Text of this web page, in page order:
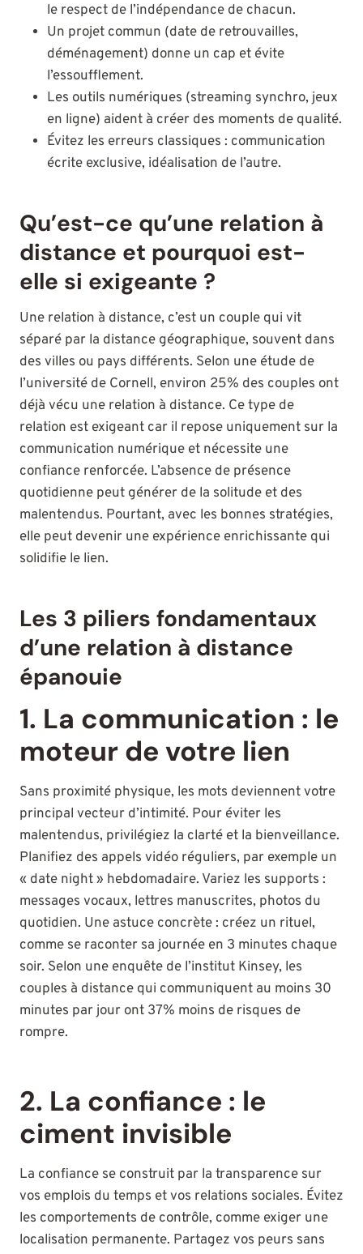
le respect de l’indépendance de chacun.
Un projet commun (date de retrouvailles,
déménagement) donne un cap et évite
l’essoufflement.
Les outils numériques (streaming synchro, jeux
en ligne) aident à créer des moments de qualité.
Évitez les erreurs classiques : communication
écrite exclusive, idéalisation de l’autre.
Qu’est-ce qu’une relation à
distance et pourquoi est-
elle si exigeante ?
Une relation à distance, c’est un couple qui vit
séparé par la distance géographique, souvent dans
des villes ou pays différents. Selon une étude de
l’université de Cornell, environ 25% des couples ont
déjà vécu une relation à distance. Ce type de
relation est exigeant car il repose uniquement sur la
communication numérique et nécessite une
confiance renforcée. L’absence de présence
quotidienne peut générer de la solitude et des
malentendus. Pourtant, avec les bonnes stratégies,
elle peut devenir une expérience enrichissante qui
solidifie le lien.
Les 3 piliers fondamentaux
d’une relation à distance
épanouie
1. La communication : le
moteur de votre lien
Sans proximité physique, les mots deviennent votre
principal vecteur d’intimité. Pour éviter les
malentendus, privilégiez la clarté et la bienveillance.
Planifiez des appels vidéo réguliers, par exemple un
« date night » hebdomadaire. Variez les supports :
messages vocaux, lettres manuscrites, photos du
quotidien. Une astuce concrète : créez un rituel,
comme se raconter sa journée en 3 minutes chaque
soir. Selon une enquête de l’institut Kinsey, les
couples à distance qui communiquent au moins 30
minutes par jour ont 37% moins de risques de
rompre.
2. La confiance : le
ciment invisible
La confiance se construit par la transparence sur
vos emplois du temps et vos relations sociales. Évitez
les comportements de contrôle, comme exiger une
localisation permanente. Partagez vos peurs sans